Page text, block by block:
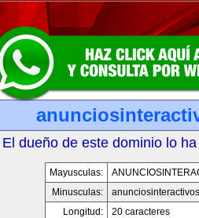
El dueño de este dominio lo
Mayusculas:
Minusculas:
Longitud:
20 caracteres